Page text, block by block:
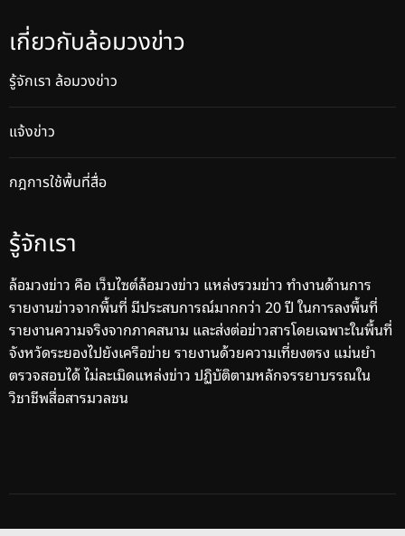
เกี่ยวกับล้อมวงข่าว
รู้จักเรา ล้อมวงข่าว
แจ้งข่าว
กฎการใช้พื้นที่สื่อ
รู้จักเรา
ล้อมวงข่าว คือ เว็บไซต์ล้อมวงข่าว แหล่งรวมข่าว ทำงานด้านการ
รายงานข่าวจากพื้นที่ มีประสบการณ์มากกว่า 20 ปี ในการลงพื้นที่
รายงานความจริงจากภาคสนาม และส่งต่อข่าวสารโดยเฉพาะในพื้นที่
จังหวัดระยองไปยังเครือข่าย รายงานด้วยความเที่ยงตรง แม่นยำ
ตรวจสอบได้ ไม่ละเมิดแหล่งข่าว ปฏิบัติตามหลักจรรยาบรรณใน
วิชาชีพสื่อสารมวลชน